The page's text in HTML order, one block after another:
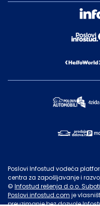
Poslovi Infostud vodeća
centra za zapošljavanje i
© Infostud rešenja d.o.o.
Poslovi.infostud.com je
preuzimanje bez dozvole